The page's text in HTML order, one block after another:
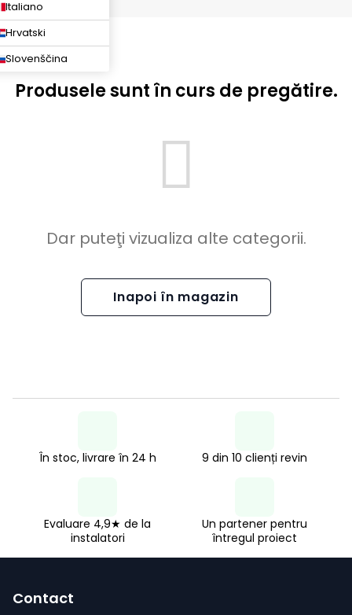
Italiano
Hrvatski
Slovenščina
Produsele sunt în curs de pregătire.
Dar puteţi vizualiza alte categorii.
Inapoi în magazin
În stoc, livrare în 24 h 9 din 10 clienți revin
Evaluare 4,9★ de la
instalatori
Un partener pentru
întregul proiect
uContact